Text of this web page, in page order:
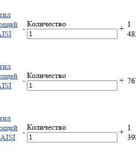
-
Количество
+ 1
-
Количество
+
-
Количество
+ 1